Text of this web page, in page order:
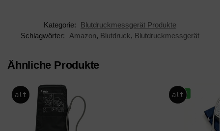
Kategorie:
Blutdruckmessgerät Produkte
Schlagwörter:
Amazon, Blutdruck, Blutdruckmessgerät
Ähnliche Produkte
alt alt
-16%